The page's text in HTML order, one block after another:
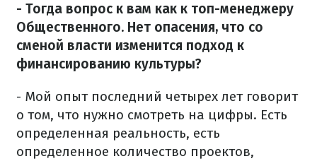
- Тогда вопрос к вам как к топ-менеджеру
Общественного. Нет опасения, что со
сменой власти изменится подход к
финансированию культуры?
- Мой опыт последний четырех лет говорит
о том, что нужно смотреть на цифры. Есть
определенная реальность, есть
определенное количество проектов,